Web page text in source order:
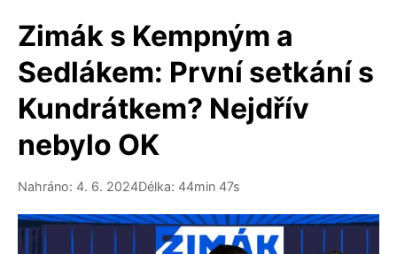
Zimák s Kempným a
Sedlákem: První setkání s
Kundrátkem? Nejdřív
nebylo OK
Nahráno: 4. 6. 2024Délka: 44min 47s